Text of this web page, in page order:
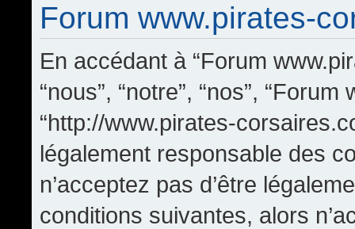
Forum www.pirates-
En accédant à “Forum
“nous”, “notre”, “nos”,
“http://www.pirates-
légalement responsable des
n’acceptez pas d’être
conditions suivantes, alors